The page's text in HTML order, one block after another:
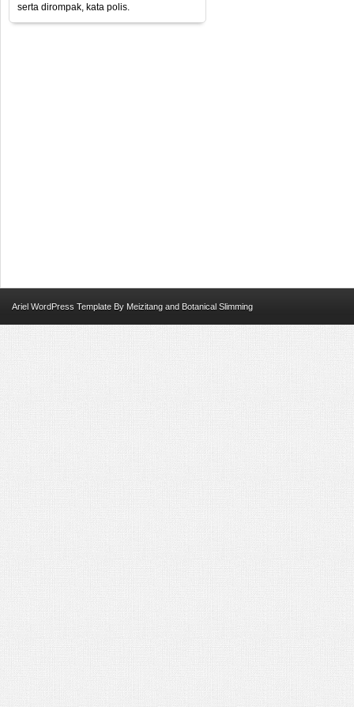
serta dirompak, kata polis.
Ariel WordPress Template By Meizitang and Botanical Slimming